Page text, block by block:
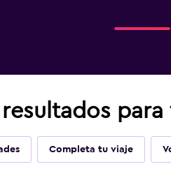
Completa tu viaje